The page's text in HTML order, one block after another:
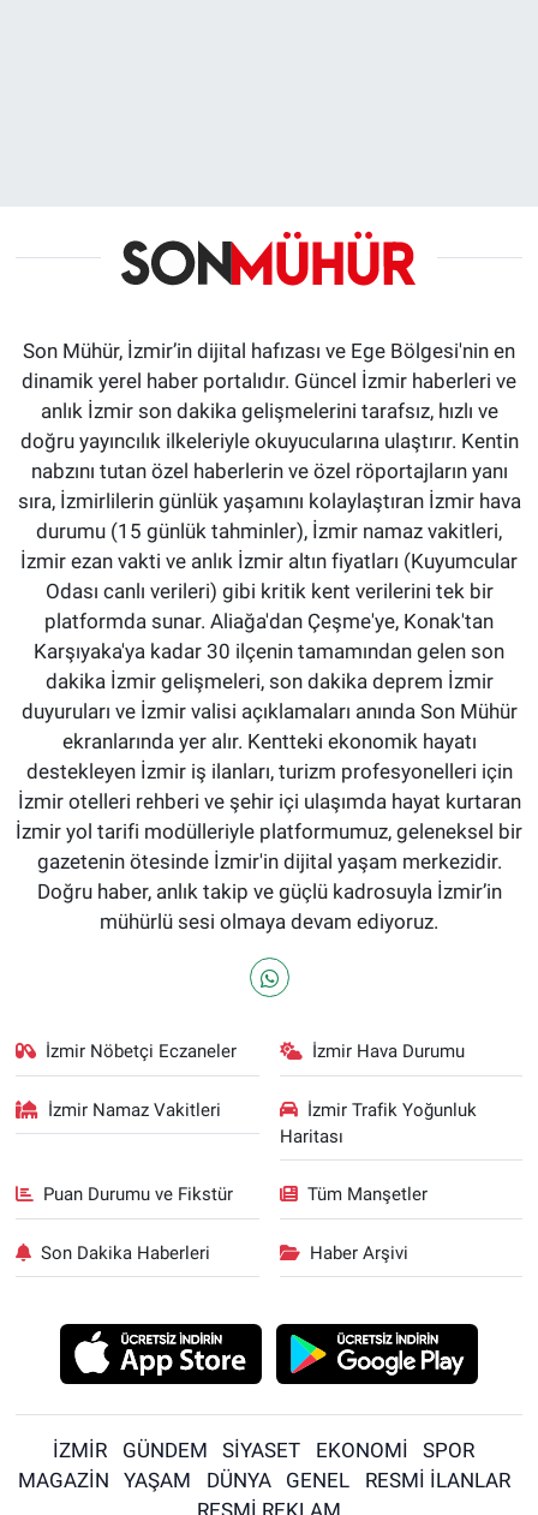
Son Mühür, İzmir’in dijital hafızası ve Ege Bölgesi'nin en
dinamik yerel haber portalıdır. Güncel İzmir haberleri ve
anlık İzmir son dakika gelişmelerini tarafsız, hızlı ve
doğru yayıncılık ilkeleriyle okuyucularına ulaştırır. Kentin
nabzını tutan özel haberlerin ve özel röportajların yanı
sıra, İzmirlilerin günlük yaşamını kolaylaştıran İzmir hava
durumu (15 günlük tahminler), İzmir namaz vakitleri,
İzmir ezan vakti ve anlık İzmir altın fiyatları (Kuyumcular
Odası canlı verileri) gibi kritik kent verilerini tek bir
platformda sunar. Aliağa'dan Çeşme'ye, Konak'tan
Karşıyaka'ya kadar 30 ilçenin tamamından gelen son
dakika İzmir gelişmeleri, son dakika deprem İzmir
duyuruları ve İzmir valisi açıklamaları anında Son Mühür
ekranlarında yer alır. Kentteki ekonomik hayatı
destekleyen İzmir iş ilanları, turizm profesyonelleri için
İzmir otelleri rehberi ve şehir içi ulaşımda hayat kurtaran
İzmir yol tarifi modülleriyle platformumuz, geleneksel bir
gazetenin ötesinde İzmir'in dijital yaşam merkezidir.
Doğru haber, anlık takip ve güçlü kadrosuyla İzmir’in
mühürlü sesi olmaya devam ediyoruz.
İzmir Nöbetçi Eczaneler İzmir Hava Durumu
İzmir Namaz Vakitleri
İzmir Trafik Yoğunluk
Haritası
Puan Durumu ve Fikstür Tüm Manşetler
Son Dakika Haberleri Haber Arşivi
İZMİR GÜNDEM SİYASET EKONOMİ
SPOR
MAGAZİN
YAŞAM DÜNYA GENEL
RESMİ İLANLAR
RESMİ REKLAM